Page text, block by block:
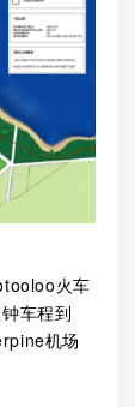
火车
车程到
机场